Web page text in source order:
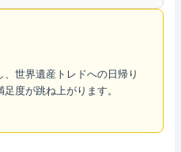
世界遺産トレドへの日帰り
度が跳ね上がります。